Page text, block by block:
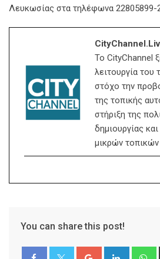
Λευκωσίας στα τηλέφωνα 22805899-
Το CityChannel
λειτουργία του
στόχο την
της τοπικής
στήριξη της
δημιουργίας
μικρών
You can share this post!
Google+ LinkedIn